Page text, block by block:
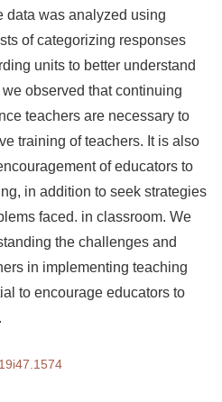
data was analyzed using
of categorizing responses
units to better understand
observed that continuing
teachers are necessary to
training of teachers. It is also
of educators to
in addition to seek strategies
faced. in classroom. We
the challenges and
in implementing teaching
to encourage educators to